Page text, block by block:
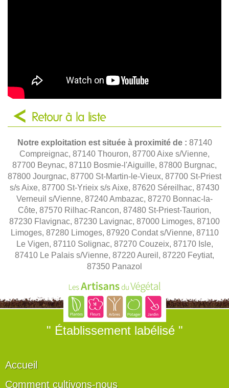
Retour à la liste
Notre exploitation est située à proximité de : 87140
Compreignac, 87140 Thouron, 87700 Aixe s/Vienne,
87700 Beynac, 87110 Bosmie-l'Aiguille, 87800 Burgnac,
87800 Jourgnac, 87700 St-Martin-le-Vieux, 87700 St-Priest
s/s Aixe, 87700 St-Yrieix s/s Aixe, 87620 Séreilhac, 87430
Verneuil s/Vienne, 87240 Ambazac, 87270 Bonnac-la-
Côte, 87570 Rilhac-Rancon, 87480 St-Priest-Taurion,
87230 Flavignac, 87230 Lavignac, 87000 Limoges, 87100
Limoges, 87280 Limoges, 87920 Condat s/Vienne, 87110
Le Vigen, 87110 Solignac, 87270 Couzeix, 87170 Isle,
87410 Le Palais s/Vienne, 87220 Aureil, 87220 Feytiat,
87350 Panazol
" Établissement labélisé "
Accueil
Comment cultivons-nous